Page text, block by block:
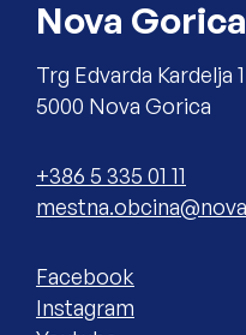
Nova Gorica
Trg Edvarda Kardelja 1
5000 Nova Gorica
Telefon
+386 5 335 01 11
Elektronski naslov
Zunanja povezava na
Facebook
Zunanja povezava na
Instagram